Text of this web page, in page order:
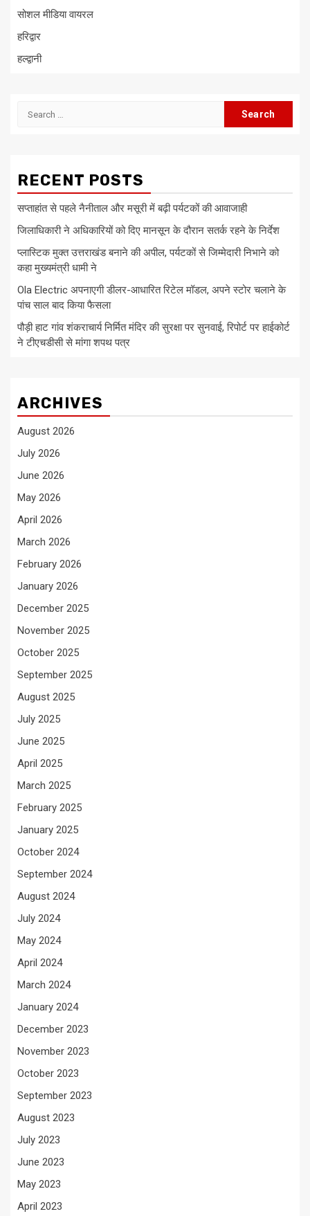
सोशल मीडिया वायरल
हरिद्वार
हल्द्वानी
Search
RECENT POSTS
सप्ताहांत से पहले नैनीताल और मसूरी में बढ़ी पर्यटकों की आवाजाही
जिलाधिकारी ने अधिकारियों को दिए मानसून के दौरान सतर्क रहने के निर्देश
प्लास्टिक मुक्त उत्तराखंड बनाने की अपील, पर्यटकों से जिम्मेदारी निभाने को
कहा मुख्यमंत्री धामी ने
Ola Electric अपनाएगी डीलर-आधारित रिटेल मॉडल, अपने स्टोर चलाने के
पांच साल बाद किया फैसला
पौड़ी हाट गांव शंकराचार्य निर्मित मंदिर की सुरक्षा पर सुनवाई, रिपोर्ट पर हाईकोर्ट
ने टीएचडीसी से मांगा शपथ पत्र
ARCHIVES
August 2026
July 2026
June 2026
May 2026
April 2026
March 2026
February 2026
January 2026
December 2025
November 2025
October 2025
September 2025
August 2025
July 2025
June 2025
April 2025
March 2025
February 2025
January 2025
October 2024
September 2024
August 2024
July 2024
May 2024
April 2024
March 2024
January 2024
December 2023
November 2023
October 2023
September 2023
August 2023
July 2023
June 2023
May 2023
April 2023